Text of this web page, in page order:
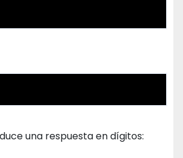
una respuesta en dígitos: